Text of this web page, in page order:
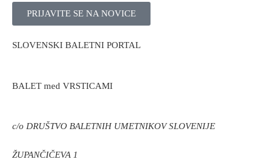
PRIJAVITE SE NA NOVICE
SLOVENSKI BALETNI PORTAL
BALET med VRSTICAMI
c/o DRUŠTVO BALETNIH UMETNIKOV SLOVENIJE
ŽUPANČIČEVA 1